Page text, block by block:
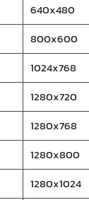
640x480
800x600
1024x768
1280x720
1280x768
1280x800
1280x1024